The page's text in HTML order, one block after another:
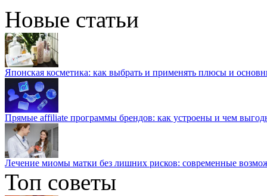
Новые статьи
Японская косметика: как выбрать и применять плюсы и
Прямые affiliate программы брендов: как устроены и чем
Лечение миомы матки без лишних рисков: современные
Топ советы